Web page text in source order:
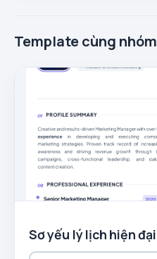
Template cùng nhóm
Sơ yếu lý lịch hiện đại